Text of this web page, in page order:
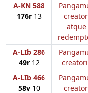
A-KN 588
176r13
atque
A-LIb 286
49r12
A-LIb 466
58v10